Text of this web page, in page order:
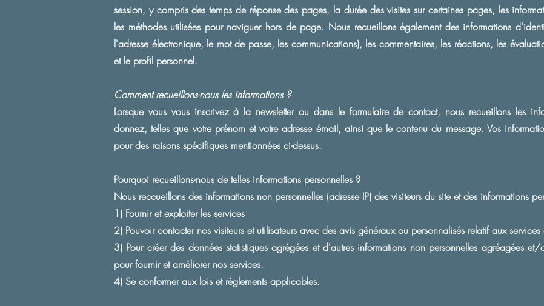
session, y compris des temps de réponse des pages, la durée des visites sur certaines pages, les
les méthodes utilisées pour naviguer hors de page. Nous recueillons également des informations
l'adresse électronique, le mot de passe, les communications), les commentaires, les réactions, les
et le profil personnel.
Comment recueillons-nous les informations?
Lorsque vous vous inscrivez à la newsletter ou dans le formulaire de contact, nous recueillons les
donnez, telles que votre prénom et votre adresse émail, ainsi que le contenu du message. Vos
pour des raisons spécifiques mentionnées ci-dessus.
Pourquoi recueillons-nous de telles informations personnelles ?
Nous reccueillons des informations non personnelles (adresse IP) des visiteurs du site et des informations
1) Fournir et exploiter les services
2) Pouvoir contacter nos visiteurs et utilisateurs avec des avis généraux ou personnalisés relatif aux
3) Pour créer des données statistiques agrégées et d'autres informations non personnelles agréagées
pour fournir et améliorer nos services.
4) Se conformer aux lois et règlements applicables.